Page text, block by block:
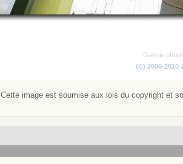
Galerie
(C) 2006-2010
Cette image est soumise aux lois du copyright et